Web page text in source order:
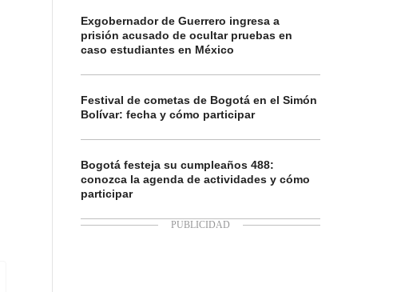
Exgobernador de Guerrero ingresa a
prisión acusado de ocultar pruebas en
caso estudiantes en México
Festival de cometas de Bogotá en el Simón
Bolívar: fecha y cómo participar
Bogotá festeja su cumpleaños 488:
conozca la agenda de actividades y cómo
participar